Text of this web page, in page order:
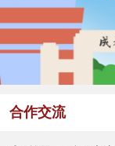
合作交流